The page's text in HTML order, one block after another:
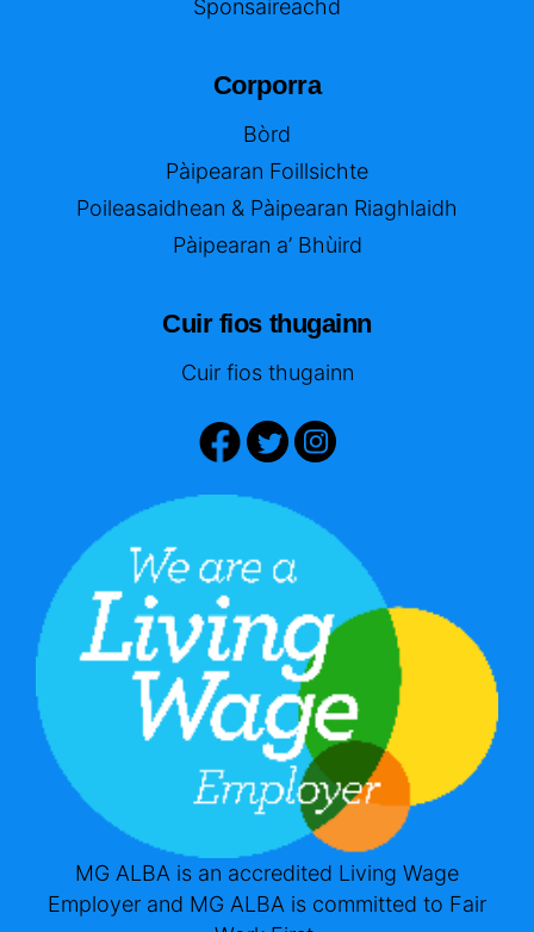
Sponsaireachd
Corporra
Bòrd
Pàipearan Foillsichte
Poileasaidhean & Pàipearan Riaghlaidh
Pàipearan a’ Bhùird
Cuir fios thugainn
Cuir fios thugainn
MG ALBA is an accredited Living Wage
Employer and MG ALBA is committed to Fair